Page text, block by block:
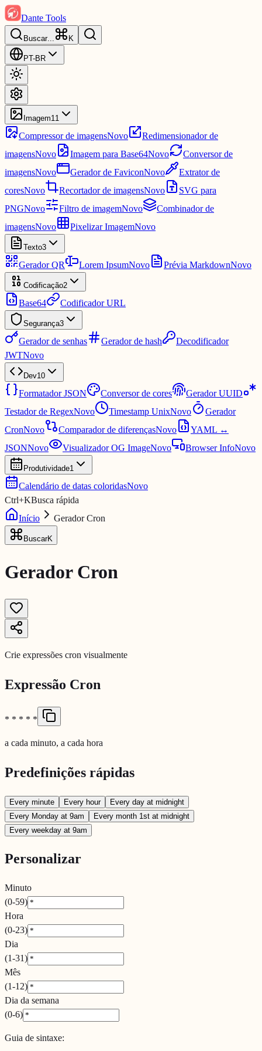
Dante Tools
Buscar... K
PT-BR
Imagem11
Compressor de imagensNovo
Redimensionador de
imagensNovo Imagem para Base64Novo
Conversor de
imagensNovo Gerador de FaviconNovo
Extrator de
coresNovo Recortador de imagensNovo
SVG para
PNGNovo Filtro de imagemNovo
Combinador de
imagensNovo Pixelizar ImagemNovo
Texto3
Gerador QR Lorem IpsumNovo Prévia MarkdownNovo
Codificação2
Base64 Codificador URL
Segurança3
Gerador de senhas Gerador de hash
Decodificador
JWTNovo
Dev10
Formatador JSON Conversor de cores
Gerador UUID
Testador de RegexNovo Timestamp UnixNovo
Gerador
CronNovo Comparador de diferençasNovo
YAML ↔
JSONNovo Visualizador OG ImageNovo Browser InfoNovo
Produtividade1
Calendário de datas coloridasNovo
Ctrl+KBusca rápida
Início
Gerador Cron
BuscarK
Gerador Cron
Crie expressões cron visualmente
Expressão Cron
* * * * *
a cada minuto, a cada hora
Predefinições rápidas
Every minute Every hour
Every day at midnight
Every Monday at 9am
Every month 1st at midnight
Every weekday at 9am
Personalizar
Minuto
(0-59)
Hora
(0-23)
Dia
(1-31)
Mês
(1-12)
Dia da semana
(0-6)
Guia de sintaxe: